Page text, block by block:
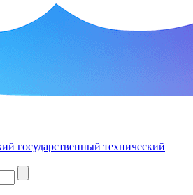
государственный технический